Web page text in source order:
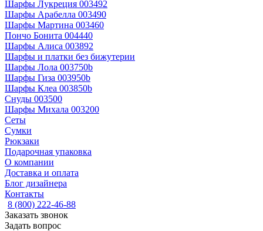
Шарфы Лукреция 003492
Шарфы Арабелла 003490
Шарфы Мартина 003460
Пончо Бонита 004440
Шарфы Алиса 003892
Шарфы и платки без бижутерии
Шарфы Лола 003750b
Шарфы Гиза 003950b
Шарфы Клеа 003850b
Снуды 003500
Шарфы Михала 003200
Сеты
Сумки
Рюкзаки
Подарочная упаковка
О компании
Доставка и оплата
Блог дизайнера
Контакты
8 (800) 222-46-88
Заказать звонок
Задать вопрос